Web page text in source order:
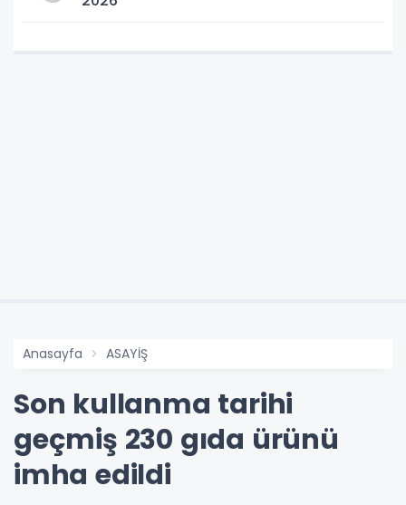
Anasayfa ASAYİŞ
Son kullanma tarihi
geçmiş 230 gıda ürünü
imha edildi